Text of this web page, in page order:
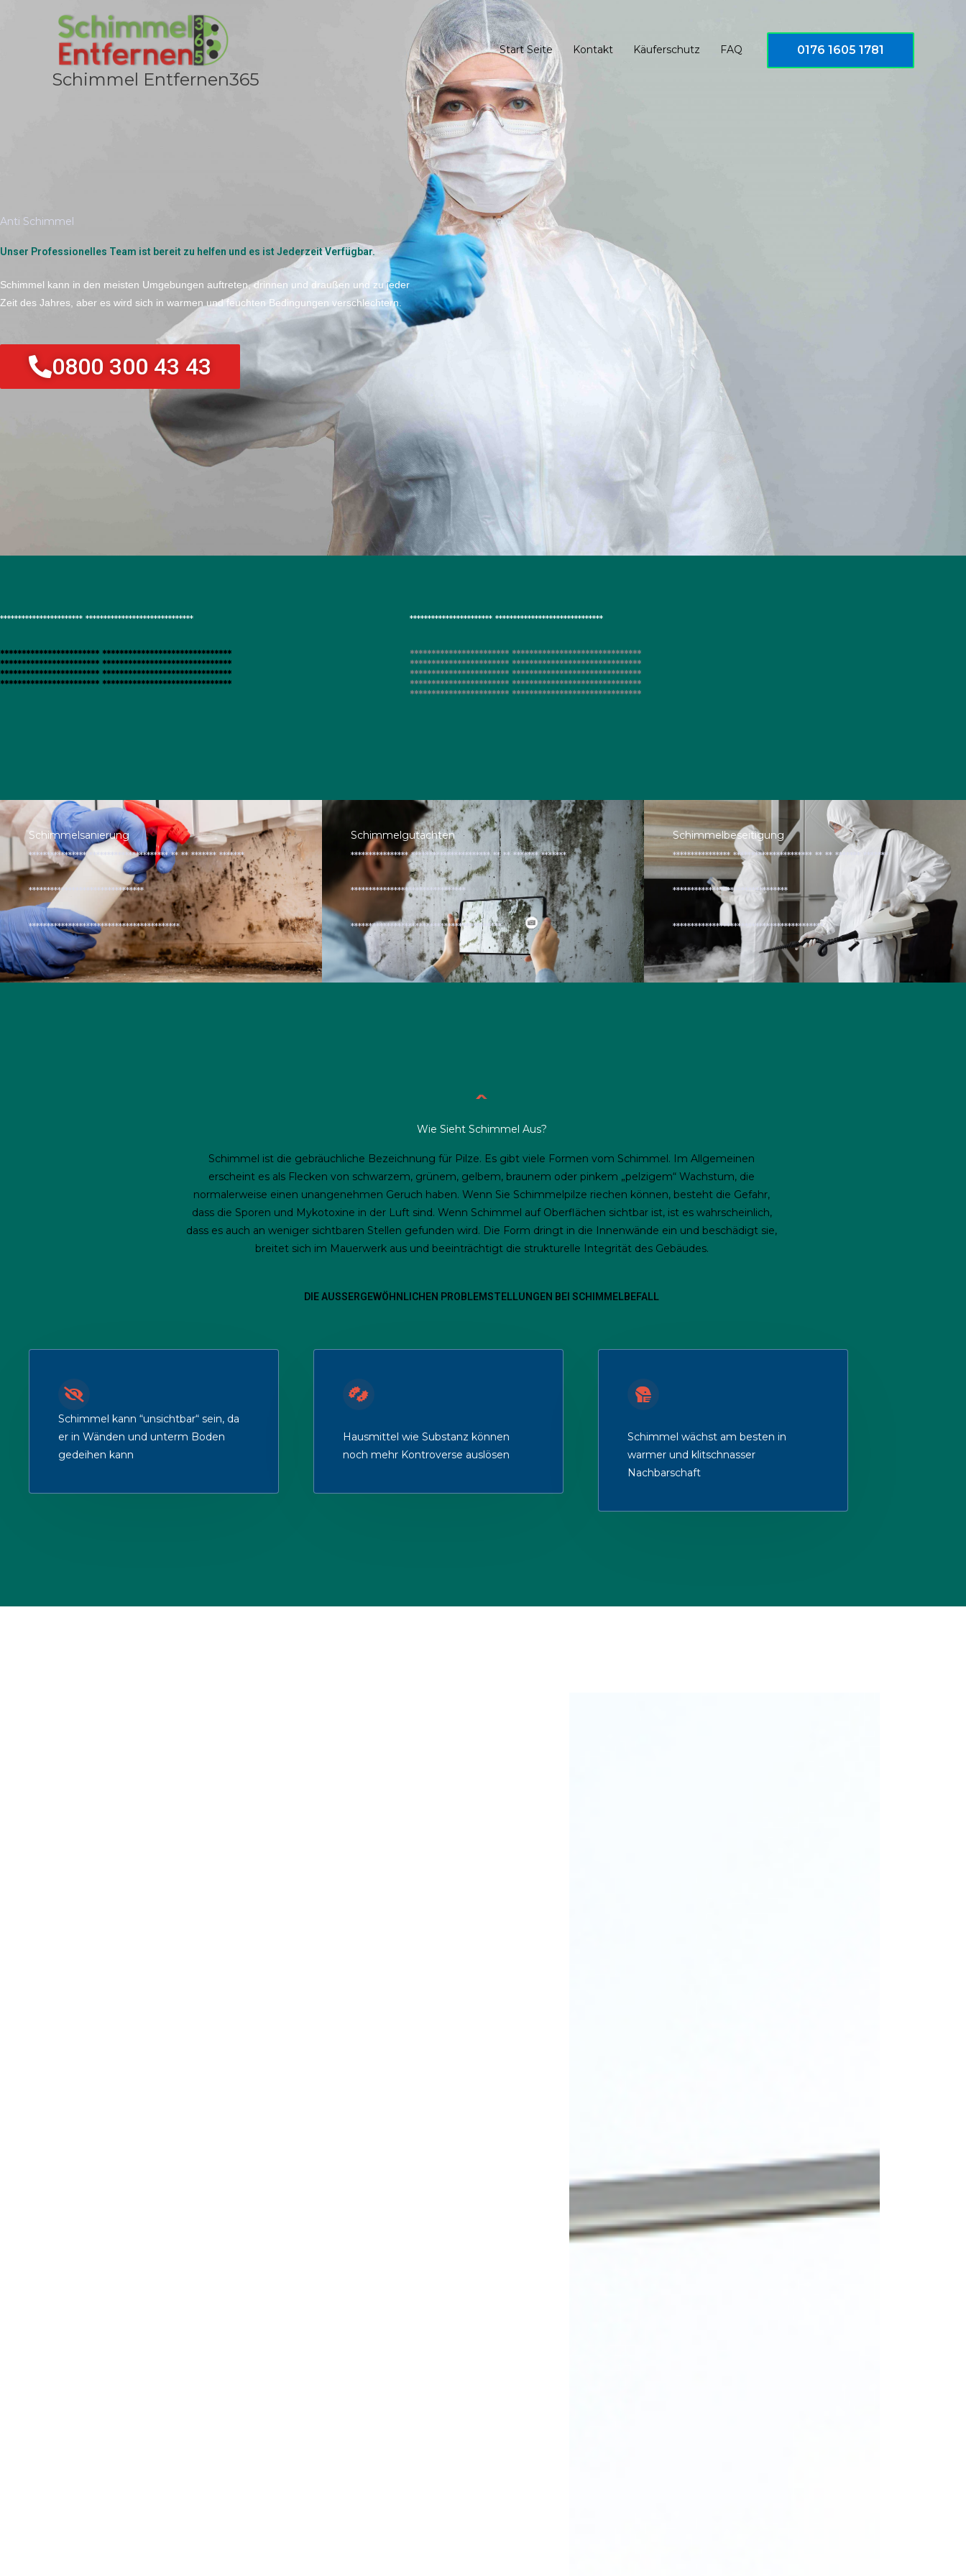
Schimmel Entfernen365
Start Seite Kontakt Käuferschutz FAQ 0176 1605 1781
Anti Schimmel
Unser Professionelles Team ist bereit zu helfen und es ist Jederzeit Verfügbar.
Schimmel kann in den meisten Umgebungen auftreten, drinnen und draußen und zu jeder
Zeit des Jahres, aber es wird sich in warmen und feuchten Bedingungen verschlechtern.
0800 300 43 43
*********************** ******************************
*********************** ******************************​
*********************** ******************************​
*********************** ******************************​
*********************** ******************************​
*********************** ******************************​
*********************** ******************************​
*********************** ******************************​
*********************** ******************************​
*********************** ******************************​
*********************** ******************************​
Schimmelsanierung
**************** ********************** ** ** ******* *******
********************************
******************************************
Schimmelgutachten
**************** ********************** ** ** ******* *******
********************************
******************************************
Schimmelbeseitigung
**************** ********************** ** ** ******* *******
********************************
******************************************
Wie Sieht Schimmel Aus?
Schimmel ist die gebräuchliche Bezeichnung für Pilze. Es gibt viele Formen vom Schimmel. Im Allgemeinen
erscheint es als Flecken von schwarzem, grünem, gelbem, braunem oder pinkem „pelzigem“ Wachstum, die
normalerweise einen unangenehmen Geruch haben. Wenn Sie Schimmelpilze riechen können, besteht die Gefahr,
dass die Sporen und Mykotoxine in der Luft sind. Wenn Schimmel auf Oberflächen sichtbar ist, ist es wahrscheinlich,
dass es auch an weniger sichtbaren Stellen gefunden wird. Die Form dringt in die Innenwände ein und beschädigt sie,
breitet sich im Mauerwerk aus und beeinträchtigt die strukturelle Integrität des Gebäudes.
DIE AUSSERGEWÖHNLICHEN PROBLEMSTELLUNGEN BEI SCHIMMELBEFALL
Schimmel kann “unsichtbar“ sein, da
er in Wänden und unterm Boden
gedeihen kann
Hausmittel wie Substanz können
noch mehr Kontroverse auslösen
Schimmel wächst am besten in
warmer und klitschnasser
Nachbarschaft